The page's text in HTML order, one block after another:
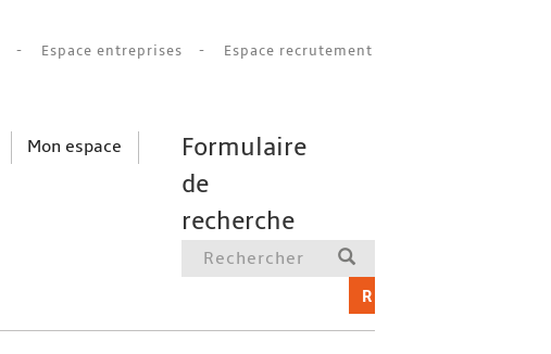
Espace entreprises Espace recrutement
Mon espace
Formulaire
de
recherche
RECHERCHER